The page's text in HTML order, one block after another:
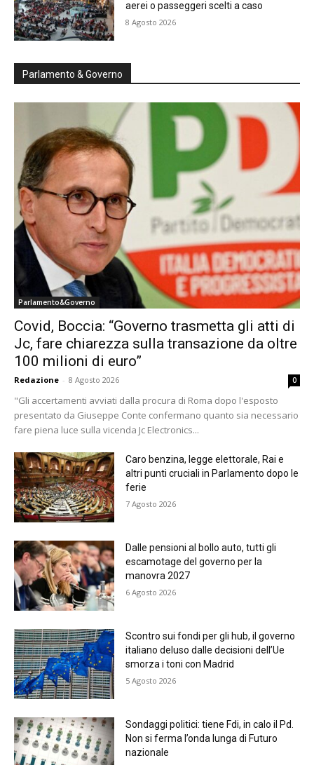
aerei o passeggeri scelti a caso
8 Agosto 2026
Parlamento & Governo
Parlamento&Governo
Covid, Boccia: “Governo trasmetta gli atti di
Jc, fare chiarezza sulla transazione da oltre
100 milioni di euro”
Redazione - 8 Agosto 2026 0
"Gli accertamenti avviati dalla procura di Roma dopo l'esposto
presentato da Giuseppe Conte confermano quanto sia necessario
fare piena luce sulla vicenda Jc Electronics...
Caro benzina, legge elettorale, Rai e
altri punti cruciali in Parlamento dopo le
ferie
7 Agosto 2026
Dalle pensioni al bollo auto, tutti gli
escamotage del governo per la
manovra 2027
6 Agosto 2026
Scontro sui fondi per gli hub, il governo
italiano deluso dalle decisioni dell’Ue
smorza i toni con Madrid
5 Agosto 2026
Sondaggi politici: tiene Fdi, in calo il Pd.
Non si ferma l’onda lunga di Futuro
nazionale